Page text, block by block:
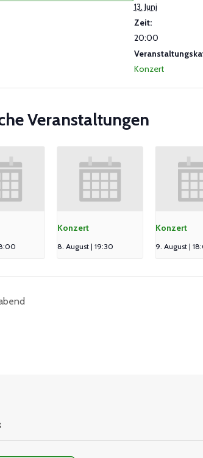
13. Juni
Zeit:
20:00
Konzert
Veranstaltungen
Konzert
8. August | 19:30
Konzert
9. August |